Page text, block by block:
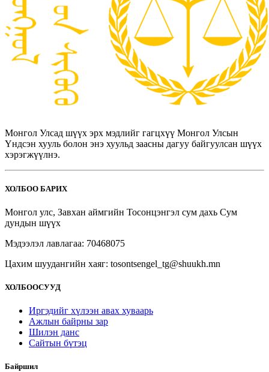
Монгол Улсад шүүх эрх мэдлийг гагцхүү Монгол Улсын
Үндсэн хууль болон энэ хуульд заасны дагуу байгуулсан шүүх
хэрэгжүүлнэ.
ХОЛБОО БАРИХ
Монгол улс, Завхан аймгийн Тосонцэнгэл сум дахь Сум
дундын шүүх
Мэдээлэл лавлагаа: 70468075
Цахим шуудангийн хаяг: tosontsengel_tg@shuukh.mn
ХОЛБООСУУД
Иргэдийг хүлээн авах хуваарь
Ажлын байрны зар
Шилэн данс
Сайтын бүтэц
Байршил